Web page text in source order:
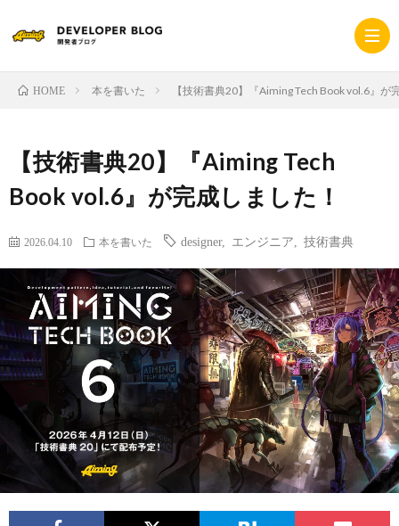
サ
イ
ト
ー
ポ
レ
ー
ト
プ
ラ
イ
バ
シ
HOME 本を書いた 【技術書典20】『Aiming Tech Book vol.6』が
【技術書典20】『Aiming Tech
Book vol.6』が完成しました！
2026.04.10 本を書いた designer, エンジニア 技術書典